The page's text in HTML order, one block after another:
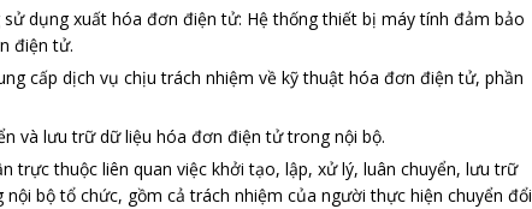
dụng xuất hóa đơn điện tử: Hệ thống thiết bị máy tính đảm bảo
điện tử.
cấp dịch vụ chịu trách nhiệm về kỹ thuật hóa đơn điện tử, phần
và lưu trữ dữ liệu hóa đơn điện tử trong nội bộ.
trực thuộc liên quan việc khởi tạo, lập, xử lý, luân chuyển, lưu trữ
bộ tổ chức, gồm cả trách nhiệm của người thực hiện chuyển đổi